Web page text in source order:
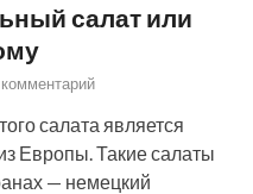
салат или
салата является
Европы. Такие салаты
— немецкий